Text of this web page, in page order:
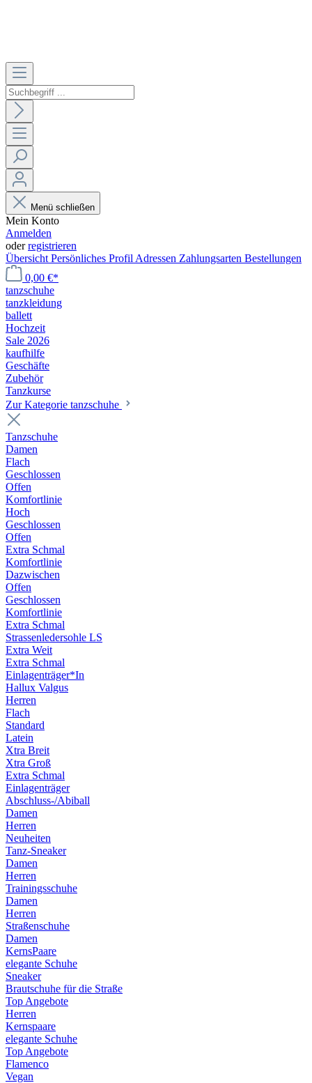
Menü schließen
Mein Konto
Anmelden
oderregistrieren
Übersicht Persönliches Profil Adressen Zahlungsarten Bestellungen
0,00 €*
tanzschuhe
tanzkleidung
ballett
Hochzeit
Sale 2026
kaufhilfe
Geschäfte
Zubehör
Tanzkurse
Zur Kategorie tanzschuhe
Tanzschuhe
Damen
Flach
Geschlossen
Offen
Komfortlinie
Hoch
Geschlossen
Offen
Extra Schmal
Komfortlinie
Dazwischen
Offen
Geschlossen
Komfortlinie
Extra Schmal
Strassenledersohle LS
Extra Weit
Extra Schmal
Einlagenträger*In
Hallux Valgus
Herren
Flach
Standard
Latein
Xtra Breit
Xtra Groß
Extra Schmal
Einlagenträger
Abschluss-/Abiball
Damen
Herren
Neuheiten
Tanz-Sneaker
Damen
Herren
Trainingsschuhe
Damen
Herren
Straßenschuhe
Damen
KernsPaare
elegante Schuhe
Sneaker
Brautschuhe für die Straße
Top Angebote
Herren
Kernspaare
elegante Schuhe
Top Angebote
Flamenco
Vegan